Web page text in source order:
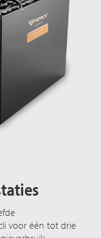
voor één tot drie